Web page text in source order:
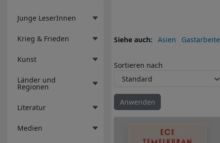
Junge LeserInnen
Krieg & Frieden
Kunst
Länder und
Regionen
Literatur
Medien
Siehe auch Asien
Sortieren nach